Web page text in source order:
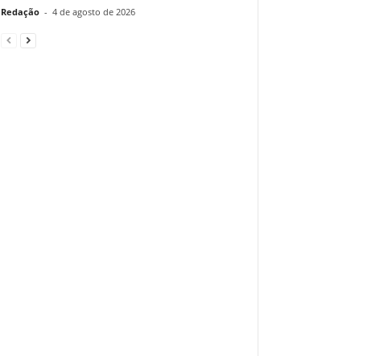
Redação - 4 de agosto de 2026